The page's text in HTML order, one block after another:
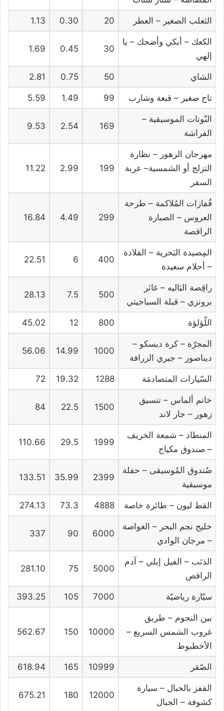
الثعلب الصغير – العطر 20
0.30
1.13
الكعك – أبكي وأضحك – يا
إلهي
30
0.45
1.69
الشاي 50
0.75
2.81
تاج صغير – قبعة وشارب 99
1.49
5.59
النّوتات الموسيقية –
الفراشة
169
2.54
9.53
مهرجان الزهور – نظارة
التزلج أو الشمسية– عربة
السفر
199
2.99
11.22
قُفازات المُلاكمة – طرحة
العروس – الصبارة
الراقصة
299
4.49
16.84
المِصيدة البَحرية – القلادة
– أحلام سعيدة
400
6
22.51
راقِصة البَاليه – غائر
برونزي – قبلة السباجيتي
500
7.5
28.13
اللّؤلؤة 800
12
45.02
المجرّة – كرة ديسكو –
ديناصور – جيري الزرافة
1000
14.99
56.06
السّيارات المتصادمَة 1288
19.32
72
خاتم ألماس – تنسيق
زهور – جار لاند
1500
22.5
84
المنطاد – شمعة الخريف
– صندوق مكياج
1999
29.5
110.66
صُندوق المُوسيقى – حفلة
موسيقية
2399
35.99
133.51
القط ليون – طائرة خاصة 4888
73.3
274.13
خليج نجم البحر – الغواصة
– مرجان الوادي
6000
90
337
الذئب – الفيل إيلي – آدم
الراقص
5000
75
281.10
سيّارة رياضيّة 7000
105
393.25
بين النجوم – طريق
غروب الشمس السريع –
الأخطبوط
10000
150
562.67
الصّقر 10999
165
618.94
القفز بالحبال – سيارة
كشوفة – الجبال
12000
180
675.21